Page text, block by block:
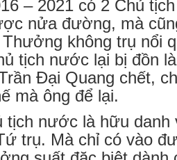
– 2021 có 2 Chủ
nửa đường, mà
không trụ nổi
tịch nước lại bị đồn
Đại Quang chết,
mà ông để lại.
tịch nước là hữu
trụ. Mà chỉ có vào